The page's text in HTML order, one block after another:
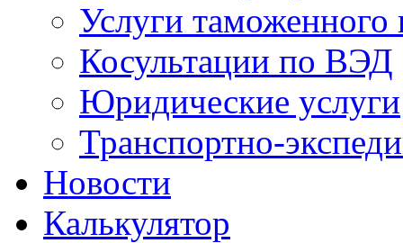
Услуги таможенного
Косультации по ВЭД
Юридические услуги
Транспортно-
Новости
Калькулятор